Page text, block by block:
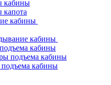
кабины
капота
кабины
кабины
кабины
подъема кабины
кабины